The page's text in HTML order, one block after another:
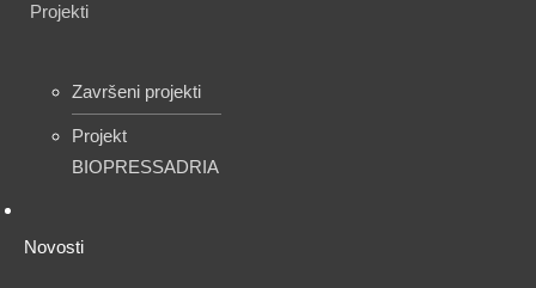
Projekti
Završeni projekti
Projekt
BIOPRESSADRIA
Novosti